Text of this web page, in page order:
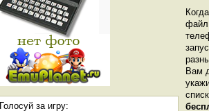
Голосуй за игру:
файл
Вам